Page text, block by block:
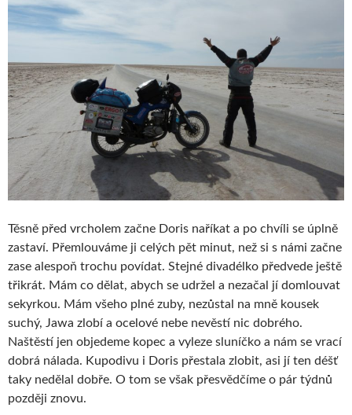
Těsně před vrcholem začne Doris naříkat a po chvíli se úplně
zastaví. Přemlouváme ji celých pět minut, než si s námi začne
zase alespoň trochu povídat. Stejné divadélko předvede ještě
třikrát. Mám co dělat, abych se udržel a nezačal jí domlouvat
sekyrkou. Mám všeho plné zuby, nezůstal na mně kousek
suchý, Jawa zlobí a ocelové nebe nevěstí nic dobrého.
Naštěstí jen objedeme kopec a vyleze sluníčko a nám se vrací
dobrá nálada. Kupodivu i Doris přestala zlobit, asi jí ten déšť
taky nedělal dobře. O tom se však přesvědčíme o pár týdnů
později znovu.